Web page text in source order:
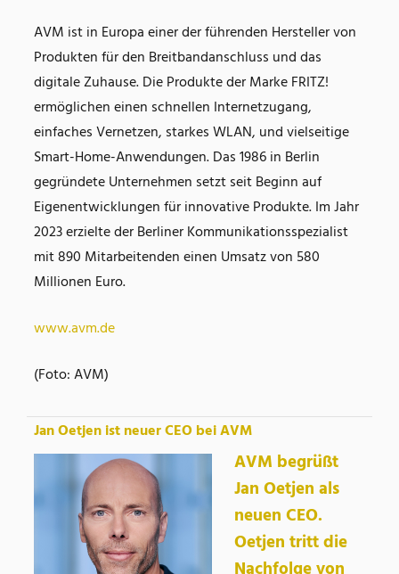
AVM ist in Europa einer der führenden Hersteller von
Produkten für den Breitbandanschluss und das
digitale Zuhause. Die Produkte der Marke FRITZ!
ermöglichen einen schnellen Internetzugang,
einfaches Vernetzen, starkes WLAN, und vielseitige
Smart-Home-Anwendungen. Das 1986 in Berlin
gegründete Unternehmen setzt seit Beginn auf
Eigenentwicklungen für innovative Produkte. Im Jahr
2023 erzielte der Berliner Kommunikationsspezialist
mit 890 Mitarbeitenden einen Umsatz von 580
Millionen Euro.
www.avm.de
(Foto: AVM)
Jan Oetjen ist neuer CEO bei AVM
AVM begrüßt
Jan Oetjen als
neuen CEO.
Oetjen tritt die